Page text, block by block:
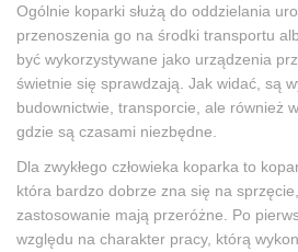
Ogólnie koparki służą do oddzielania
przenoszenia go na środki transportu
być wykorzystywane jako urządzenia
świetnie się sprawdzają. Jak widać, są
budownictwie, transporcie, ale również
gdzie są czasami niezbędne.
Dla zwykłego człowieka koparka to
która bardzo dobrze zna się na
zastosowanie mają przeróżne. Po
względu na charakter pracy, którą